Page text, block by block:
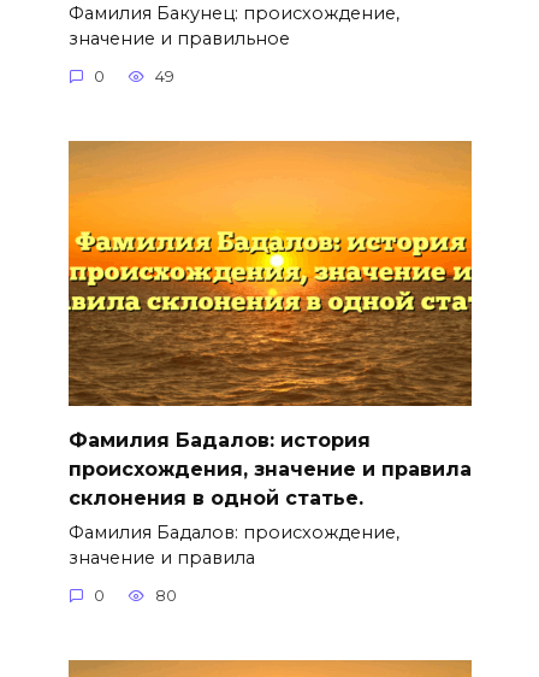
Фамилия Бакунец: происхождение,
значение и правильное
0 49
Фамилия Бадалов: история
происхождения, значение и правила
склонения в одной статье.
Фамилия Бадалов: происхождение,
значение и правила
0 80